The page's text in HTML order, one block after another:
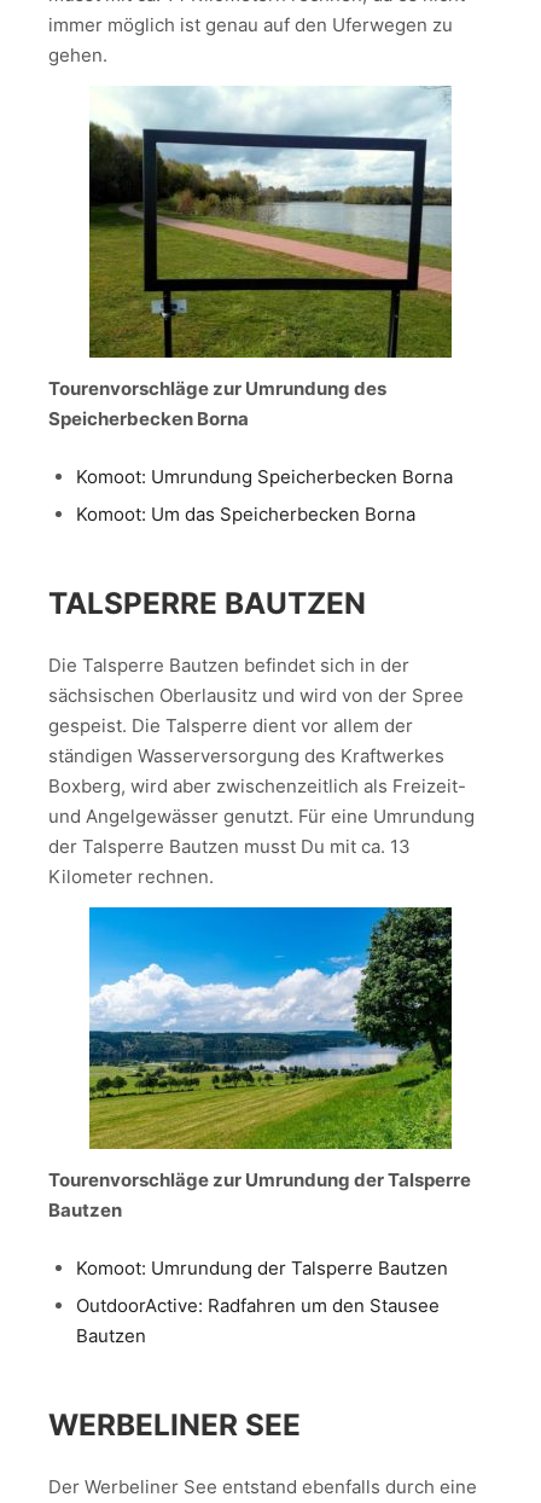
immer möglich ist genau auf den Uferwegen zu
gehen.
Tourenvorschläge zur Umrundung des
Speicherbecken Borna
Komoot: Umrundung Speicherbecken Borna
Komoot: Um das Speicherbecken Borna
TALSPERRE BAUTZEN
Die Talsperre Bautzen befindet sich in der
sächsischen Oberlausitz und wird von der Spree
gespeist. Die Talsperre dient vor allem der
ständigen Wasserversorgung des Kraftwerkes
Boxberg, wird aber zwischenzeitlich als Freizeit-
und Angelgewässer genutzt. Für eine Umrundung
der Talsperre Bautzen musst Du mit ca. 13
Kilometer rechnen.
Tourenvorschläge zur Umrundung der Talsperre
Bautzen
Komoot: Umrundung der Talsperre Bautzen
OutdoorActive: Radfahren um den Stausee
Bautzen
WERBELINER SEE
Der Werbeliner See entstand ebenfalls durch eine